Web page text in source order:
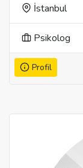
İstanbul
Psikolog
Profil